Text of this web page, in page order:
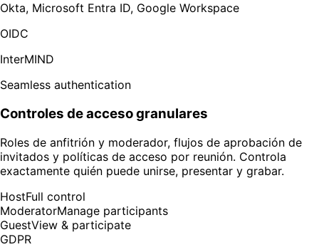
Okta, Microsoft Entra ID, Google Workspace
OIDC
InterMIND
Seamless authentication
Controles de acceso granulares
Roles de anfitrión y moderador, flujos de aprobación de
invitados y políticas de acceso por reunión. Controla
exactamente quién puede unirse, presentar y grabar.
HostFull control
ModeratorManage participants
GuestView & participate
GDPR